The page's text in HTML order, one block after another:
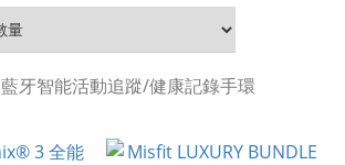
藍牙智能活動追蹤/健康記錄手環